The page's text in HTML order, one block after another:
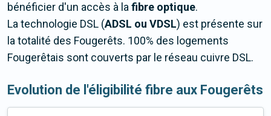
bénéficier d'un accès à lafibre optique.
La technologie DSL (ADSL ou VDSL) est présente sur
la totalité des Fougerêts. 100% des logements
Fougerêtais sont couverts par le réseau cuivre DSL.
Evolution de l'éligibilité fibre aux Fougerêts